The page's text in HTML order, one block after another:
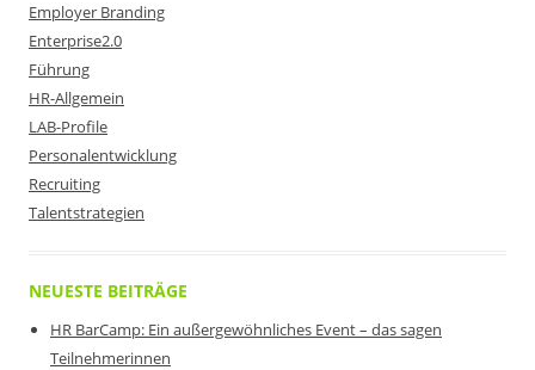
Employer Branding
Enterprise2.0
Führung
HR-Allgemein
LAB-Profile
Personalentwicklung
Recruiting
Talentstrategien
NEUESTE BEITRÄGE
HR BarCamp: Ein außergewöhnliches Event – das sagen
Teilnehmerinnen